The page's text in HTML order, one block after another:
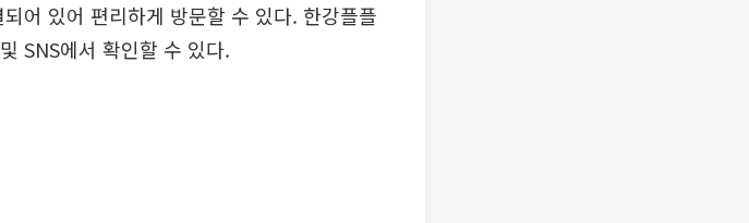
어 있어 편리하게 방문할 수 있다. 한강플플
SNS에서 확인할 수 있다.